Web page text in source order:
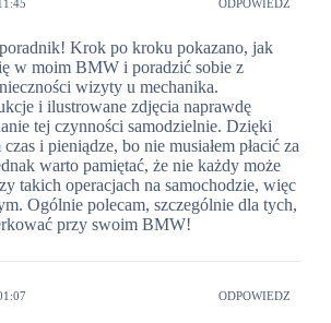
ODPOWIEDZ
Krok po kroku pokazano, jak
w moim BMW i poradzić sobie z
wizyty u mechanika.
i ilustrowane zdjęcia naprawdę
tej czynności samodzielnie. Dzięki
i pieniądze, bo nie musiałem płacić za
warto pamiętać, że nie każdy może
takich operacjach na samochodzie, więc
Ogólnie polecam, szczególnie dla tych,
przy swoim BMW!
ODPOWIEDZ